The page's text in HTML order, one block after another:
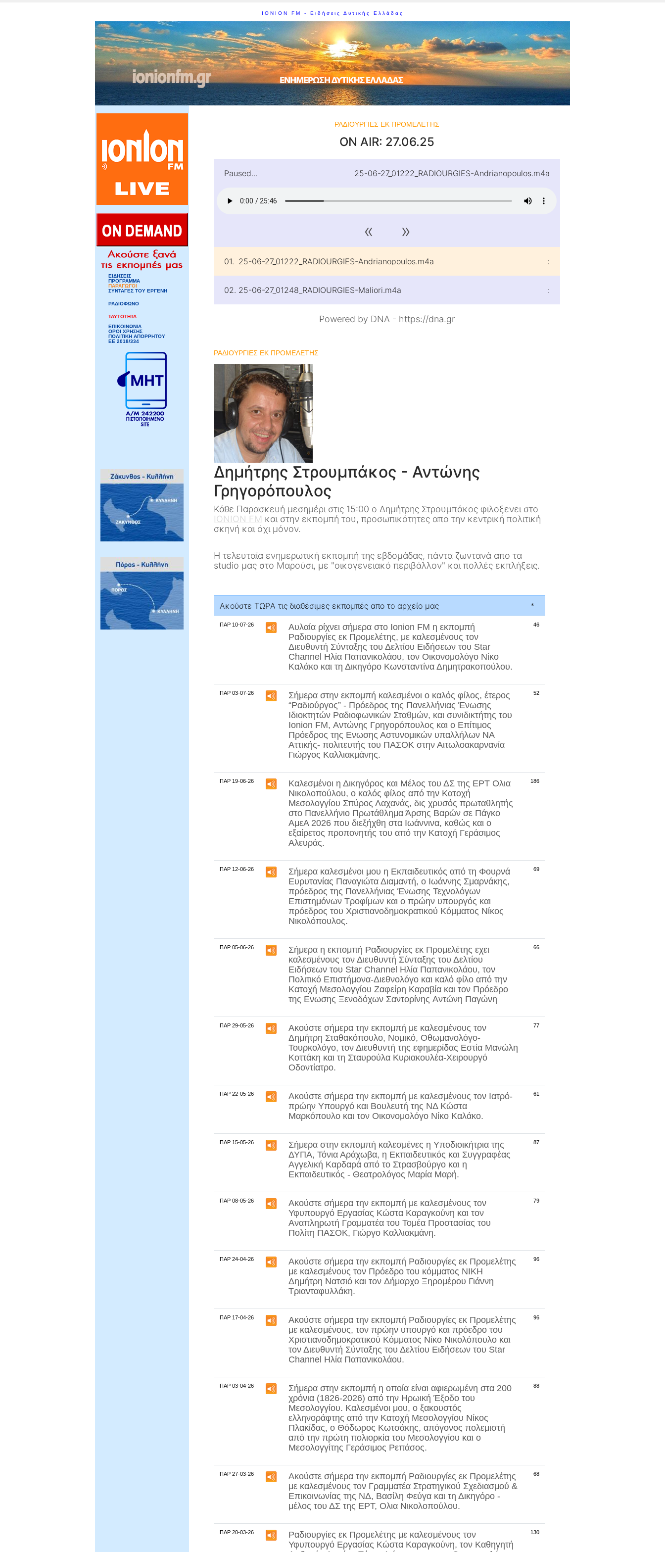
IONION FM - Ειδήσεις Δυτικής Ελλάδας
ΕΙΔΗΣΕΙΣ
ΠΡΟΓΡΑΜΜΑ
ΠΑΡΑΓΩΓΟΙ
ΣΥΝΤΑΓΕΣ ΤΟΥ ΕΡΓΕΝΗ
ΡΑΔΙΟΦΩΝΟ
ΤΑΥΤΟΤΗΤΑ
ΕΠΙΚΟΙΝΩΝΙΑ
ΟΡΟΙ ΧΡΗΣΗΣ
ΠΟΛΙΤΙΚΗ ΑΠΟΡΡΗΤΟΥ
ΕΕ 2018/334
ΡΑΔΙΟΥΡΓΙΕΣ ΕΚ ΠΡΟΜΕΛΕΤΗΣ
ON AIR: 27.06.25
Paused... 25-06-27_01222_RADIOURGIES-Andrianopoulos.m4a
« »
01. 25-06-27_01222_RADIOURGIES-Andrianopoulos.m4a :
02. 25-06-27_01248_RADIOURGIES-Maliori.m4a :
Powered by DNA - https://dna.gr
ΡΑΔΙΟΥΡΓΙΕΣ ΕΚ ΠΡΟΜΕΛΕΤΗΣ
Δημήτρης Στρουμπάκος - Αντώνης
Γρηγορόπουλος
Κάθε Παρασκευή μεσημέρι στις 15:00 ο Δημήτρης Στρουμπάκος φιλοξενει στο
ΙΟΝΙΟΝ FM και στην εκπομπή του, προσωπικότητες απο την κεντρική πολιτική
σκηνή και όχι μόνον.
Η τελευταία ενημερωτική εκπομπή της εβδομάδας, πάντα ζωντανά απο τα
studio μας στο Μαρούσι, με "οικογενειακό περιβάλλον" και πολλές εκπλήξεις.
Aκούστε ΤΩΡA τις διαθέσιμες εκπομπές απο το αρχείο μας *
ΠΑΡ 10-07-26
Αυλαία ρίχνει σήμερα στο Ionion FM η εκπομπή
Ραδιουργίες εκ Προμελέτης, με καλεσμένους τον
Διευθυντή Σύνταξης του Δελτίου Ειδήσεων του Star
Channel Ηλία Παπανικολάου, τον Οικονομολόγο Νίκο
Καλάκο και τη Δικηγόρο Κωνσταντίνα Δημητρακοπούλου.
46
ΠΑΡ 03-07-26
Σήμερα στην εκπομπή καλεσμένοι ο καλός φίλος, έτερος
“Ραδιούργος” - Πρόεδρος της Πανελλήνιας Ένωσης
Ιδιοκτητών Ραδιοφωνικών Σταθμών, και συνιδικτήτης του
Ionion FM, Αντώνης Γρηγορόπουλος και ο Επίτιμος
Πρόεδρος της Ενωσης Αστυνομικών υπαλλήλων ΝΑ
Αττικής- πολιτευτής του ΠΑΣΟΚ στην Αιτωλοακαρνανία
Γιώργος Καλλιακμάνης.
52
ΠΑΡ 19-06-26 Καλεσμένοι η Δικηγόρος και Μέλος του ΔΣ της ΕΡΤ Ολια
Νικολοπούλου, ο καλός φίλος από την Κατοχή
Μεσολογγίου Σπύρος Λαχανάς, δις χρυσός πρωταθλητής
στο Πανελλήνιο Πρωτάθλημα Άρσης Βαρών σε Πάγκο
ΑμεΑ 2026 που διεξήχθη στα Ιωάννινα, καθώς και ο
εξαίρετος προπονητής του από την Κατοχή Γεράσιμος
Αλευράς.
186
ΠΑΡ 12-06-26
Σήμερα καλεσμένοι μου η Εκπαιδευτικός από τη Φουρνά
Ευρυτανίας Παναγιώτα Διαμαντή, ο Ιωάννης Σμαρνάκης,
πρόεδρος της Πανελλήνιας Ένωσης Τεχνολόγων
Επιστημόνων Τροφίμων και ο πρώην υπουργός και
πρόεδρος του Χριστιανοδημοκρατικού Κόμματος Νίκος
Νικολόπουλος.
69
ΠΑΡ 05-06-26
Σήμερα η εκπομπή Ραδιουργίες εκ Προμελέτης εχει
καλεσμένους τον Διευθυντή Σύνταξης του Δελτίου
Ειδήσεων του Star Channel Ηλία Παπανικολάου, τον
Πολιτικό Επιστήμονα-Διεθνολόγο και καλό φίλο από την
Κατοχή Μεσολογγίου Ζαφείρη Καραβία και τον Πρόεδρο
της Ενωσης Ξενοδόχων Σαντορίνης Αντώνη Παγώνη
66
ΠΑΡ 29-05-26
Ακούστε σήμερα την εκπομπή με καλεσμένους τον
Δημήτρη Σταθακόπουλο, Νομικό, Οθωμανολόγο-
Τουρκολόγο, τον Διευθυντή της εφημερίδας Εστία Μανώλη
Κοττάκη και τη Σταυρούλα Κυριακουλέα-Χειρουργό
Οδοντίατρο.
77
ΠΑΡ 22-05-26
Ακούστε σήμερα την εκπομπή με καλεσμένους τον Ιατρό-
πρώην Υπουργό και Βουλευτή της ΝΔ Κώστα
Μαρκόπουλο και τον Οικονομολόγο Νίκο Καλάκο.
61
ΠΑΡ 15-05-26
Σήμερα στην εκπομπή καλεσμένες η Υποδιοικήτρια της
ΔΥΠΑ, Τόνια Αράχωβα, η Εκπαιδευτικός και Συγγραφέας
Αγγελική Καρδαρά από το Στρασβούργο και η
Εκπαιδευτικός - Θεατρολόγος Μαρία Μαρή.
87
ΠΑΡ 08-05-26
Ακούστε σήμερα την εκπομπή με καλεσμένους τον
Υφυπουργό Εργασίας Κώστα Καραγκούνη και τον
Αναπληρωτή Γραμματέα του Τομέα Προστασίας του
Πολίτη ΠΑΣΟΚ, Γιώργο Καλλιακμάνη.
79
ΠΑΡ 24-04-26
Ακούστε σήμερα την εκπομπή Ραδιουργίες εκ Προμελέτης
με καλεσμένους τον Πρόεδρο του κόμματος ΝΙΚΗ
Δημήτρη Νατσιό και τον Δήμαρχο Ξηρομέρου Γιάννη
Τριανταφυλλάκη.
96
ΠΑΡ 17-04-26
Ακούστε σήμερα την εκπομπή Ραδιουργίες εκ Προμελέτης
με καλεσμένους, τον πρώην υπουργό και πρόεδρο του
Χριστιανοδημοκρατικού Κόμματος Νίκο Νικολόπουλο και
τον Διευθυντή Σύνταξης του Δελτίου Ειδήσεων του Star
Channel Ηλία Παπανικολάου.
96
ΠΑΡ 03-04-26 Σήμερα στην εκπομπή η οποία είναι αφιερωμένη στα 200
χρόνια (1826-2026) από την Ηρωική Έξοδο του
Μεσολογγίου. Καλεσμένοι μου, ο ξακουστός
ελληνοράφτης από την Κατοχή Μεσολογγίου Νίκος
Πλακίδας, ο Θόδωρος Κωτσάκης, απόγονος πολεμιστή
από την πρώτη πολιορκία του Μεσολογγίου και ο
Μεσολογγίτης Γεράσιμος Ρεπάσος.
88
ΠΑΡ 27-03-26
Ακούστε σήμερα την εκπομπή Ραδιουργίες εκ Προμελέτης
με καλεσμένους τον Γραμματέα Στρατηγικού Σχεδιασμού &
Επικοινωνίας της ΝΔ, Βασίλη Φεύγα και τη Δικηγόρο -
μέλος του ΔΣ της ΕΡΤ, Ολια Νικολοπούλου.
68
ΠΑΡ 20-03-26
Ραδιουργίες εκ Προμελέτης με καλεσμένους τον
Υφυπουργό Εργασίας Κώστα Καραγκούνη, τον Καθηγητή
130